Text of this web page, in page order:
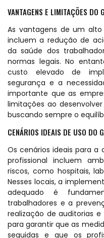
VANTAGENS E LIMITAÇÕES DO
As vantagens de um
incluem a redução de
da saúde dos
normas legais. No
custo elevado de
segurança e a
importante que as
limitações ao
buscando sempre o
CENÁRIOS IDEAIS DE USO DO
Os cenários ideais para a
profissional incluem
riscos, como hospitais,
Nesses locais, a
adequado é
trabalhadores e a
realização de auditorias
para garantir que as
seguidas e que os